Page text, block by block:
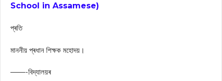
School in Assamese)
প্ৰতি
মাননীয় প্ৰধান শিক্ষক মহোদয়।
——-বিদ্যালয়ৰ